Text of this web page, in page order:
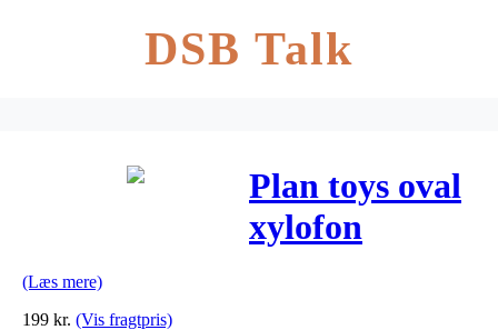
DSB Talk
Plan toys oval
xylofon
(Læs mere)
199 kr. (Vis fragtpris)